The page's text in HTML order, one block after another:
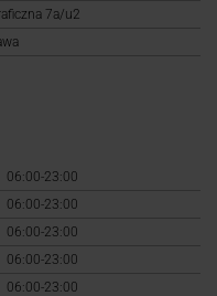
7a/u2
06:00-23:00
06:00-23:00
06:00-23:00
06:00-23:00
06:00-23:00